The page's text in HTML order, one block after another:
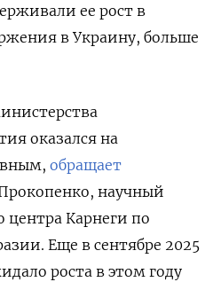
ее рост в
в Украину, больше
оказался на
обращает
научный
центра Карнеги по
Еще в сентябре 2025
роста в этом году